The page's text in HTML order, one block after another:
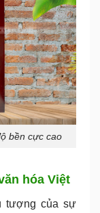
bền cực cao
hóa Việt
tượng của sự